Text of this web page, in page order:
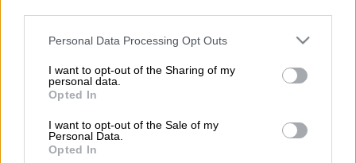
Please note that this website/app uses one or more Google
not limited to your visit or usage behaviour. You may click to
grant or deny consent to Google and its third-party tags to
use your data for below specified purposes in below Google
consent section.
Personal Data Processing Opt Outs
I want to opt-out of the Sharing of my
personal data.
Opted In
I want to opt-out of the Sale of my
Personal Data.
Opted In
Στο σημείο επιχειρούν35 πυροσβέστες
μια ομάδα πεζοπόρου της
9ης ΕΜΟΔΕ, 11
οχήματα, 4 αεροσκάφη και 1 ελικόπτερο.
ΔΙΑΒΑΣΤΕ ΕΠΙΣΗΣ